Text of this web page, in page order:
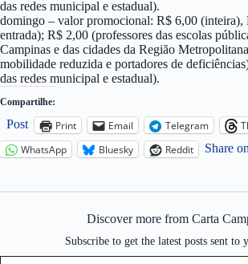
das redes municipal e estadual).
domingo – valor promocional: R$ 6,00 (inteira),
entrada); R$ 2,00 (professores das escolas
Campinas e das cidades da Região
mobilidade reduzida e portadores de
das redes municipal e estadual).
Compartilhe:
Post Print Email Telegram
WhatsApp
Bluesky Reddit Share
Discover more from Carta
Subscribe to get the latest posts sent to
Type your email…